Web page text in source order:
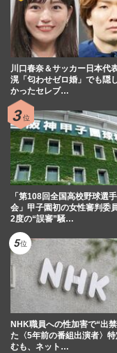
川口春奈＆サッカー日本代
滉「匂わせゼロ婚」でも隠
かったセレブ…
「第108回全国高校野球選
会」甲子園初の女性審判委
2度の“誤審”騒…
NHK職員への性加害で“出
た〈5年前の番組出演者〉
むも、ネット…